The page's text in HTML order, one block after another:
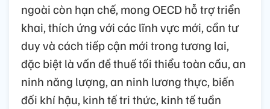
ngoài còn hạn chế, mong OECD hỗ trợ triển
khai, thích ứng với các lĩnh vực mới, cần tư
duy và cách tiếp cận mới trong tương lai,
đặc biệt là vấn đề thuế tối thiểu toàn cầu, an
ninh năng lượng, an ninh lương thực, biến
đối khí hậu, kinh tế tri thức, kinh tế tuần